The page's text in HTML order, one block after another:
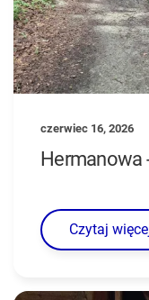
czerwiec 16, 2026
Hermanowa
Czytaj